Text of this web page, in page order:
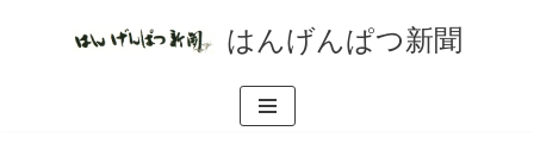
はんげんぱつ新聞